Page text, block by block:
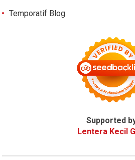
Temporatif Blog
Supported
Lentera Kecil